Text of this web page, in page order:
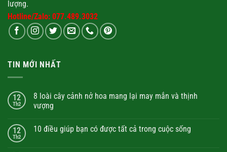
lượng.
Hotline/Zalo: 077.489.3032
TIN MỚI NHẤT
12
Th2
8 loài cây cảnh nở hoa mang lại may mắn và thịnh
vượng
12
Th2
10 điều giúp bạn có được tất cả trong cuộc sống